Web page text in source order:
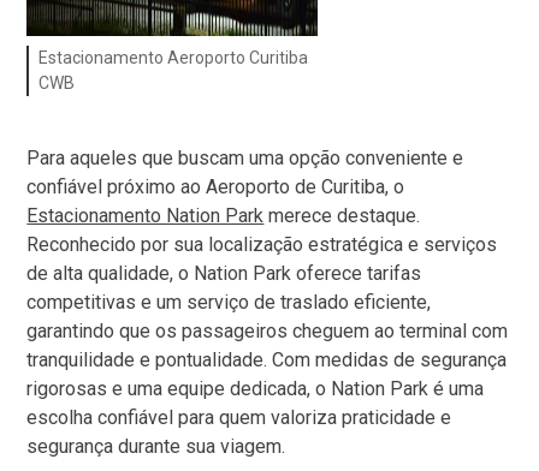
Estacionamento Aeroporto Curitiba
CWB
Para aqueles que buscam uma opção conveniente e
confiável próximo ao Aeroporto de Curitiba, o
Estacionamento Nation Park merece destaque.
Reconhecido por sua localização estratégica e serviços
de alta qualidade, o Nation Park oferece tarifas
competitivas e um serviço de traslado eficiente,
garantindo que os passageiros cheguem ao terminal com
tranquilidade e pontualidade. Com medidas de segurança
rigorosas e uma equipe dedicada, o Nation Park é uma
escolha confiável para quem valoriza praticidade e
segurança durante sua viagem.